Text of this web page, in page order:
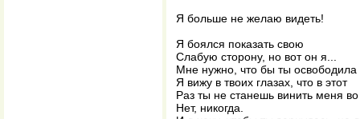
Я больше не желаю видеть!
Я боялся показать свою
Слабую сторону, но вот он я...
Мне нужно, что бы ты
Я вижу в твоих глазах, что в этот
Раз ты не станешь винить меня
Нет, никогда.